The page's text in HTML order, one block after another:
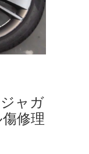
ャガ
修理